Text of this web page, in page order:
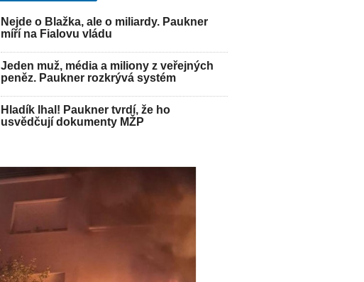
Nejde o Blažka, ale o miliardy. Paukner
míří na Fialovu vládu
Jeden muž, média a miliony z veřejných
peněz. Paukner rozkrývá systém
Hladík lhal! Paukner tvrdí, že ho
usvědčují dokumenty MŽP